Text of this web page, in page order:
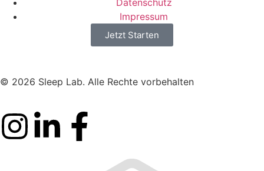
Datenschutz
Impressum
Jetzt Starten
© 2026 Sleep Lab. Alle Rechte vorbehalten